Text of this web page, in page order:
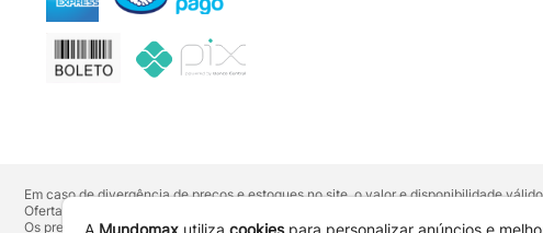
Em caso de divergência de preços e estoques no site, o valor e disponibilidade
Ofertas válidas até o término de nossos estoques. Para compras acima de 5
Os preços apresentados no site prevalecem sobre outros anunciados em qualquer
A Mundomax utiliza cookiespara personalizar anúncios e